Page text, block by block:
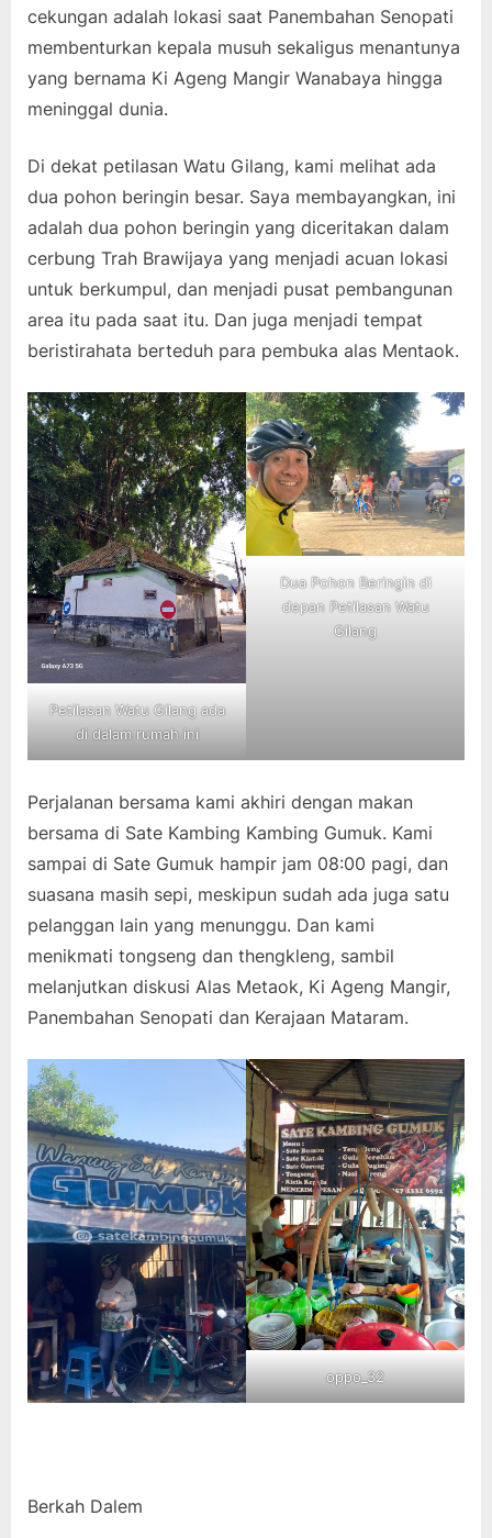
cekungan adalah lokasi saat Panembahan Senopati
membenturkan kepala musuh sekaligus menantunya
yang bernama Ki Ageng Mangir Wanabaya hingga
meninggal dunia.
Di dekat petilasan Watu Gilang, kami melihat ada
dua pohon beringin besar. Saya membayangkan, ini
adalah dua pohon beringin yang diceritakan dalam
cerbung Trah Brawijaya yang menjadi acuan lokasi
untuk berkumpul, dan menjadi pusat pembangunan
area itu pada saat itu. Dan juga menjadi tempat
beristirahata berteduh para pembuka alas Mentaok.
Petilasan Watu Gilang ada
di dalam rumah ini
Dua Pohon Beringin di
depan Petilasan Watu
Gilang
Perjalanan bersama kami akhiri dengan makan
bersama di Sate Kambing Kambing Gumuk. Kami
sampai di Sate Gumuk hampir jam 08:00 pagi, dan
suasana masih sepi, meskipun sudah ada juga satu
pelanggan lain yang menunggu. Dan kami
menikmati tongseng dan thengkleng, sambil
melanjutkan diskusi Alas Metaok, Ki Ageng Mangir,
Panembahan Senopati dan Kerajaan Mataram.
oppo_32
Berkah Dalem